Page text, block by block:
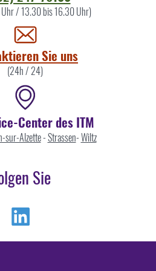
/ 13.30 bis 16.30 Uhr)
Sie uns
(24h / 24)
Center des ITM
sur-Alzette-Strassen-Wiltz
Sie